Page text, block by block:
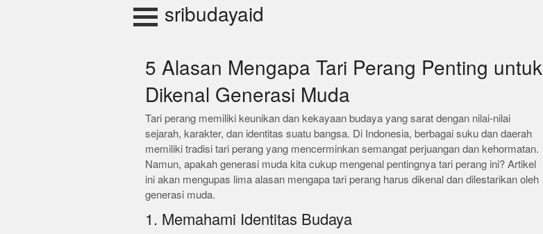
sribudayaid
5 Alasan Mengapa Tari Perang Penting untuk
Dikenal Generasi Muda
Tari perang memiliki keunikan dan kekayaan budaya yang sarat dengan nilai-nilai
sejarah, karakter, dan identitas suatu bangsa. Di Indonesia, berbagai suku dan daerah
memiliki tradisi tari perang yang mencerminkan semangat perjuangan dan kehormatan.
Namun, apakah generasi muda kita cukup mengenal pentingnya tari perang ini? Artikel
ini akan mengupas lima alasan mengapa tari perang harus dikenal dan dilestarikan oleh
generasi muda.
1. Memahami Identitas Budaya